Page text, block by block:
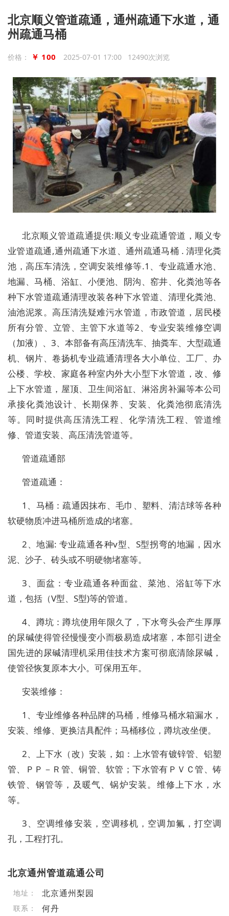
北京顺义管道疏通，通州疏通下水道，通
州疏通马桶
价格： ￥ 100 2025-07-01 17:00 12490次浏览
北京顺义管道疏通提供:顺义专业疏通管道，顺义专
业管道疏通,通州疏通下水道、通州疏通马桶 . 清理化粪
池，高压车清洗，空调安装维修等.1、专业疏通水池、
地漏、马桶、浴缸、小便池、阴沟、窑井、化粪池等各
种下水管道疏通清理改装各种下水管道、清理化粪池、
油池泥浆。高压清洗疑难污水管道，市政管道，居民楼
所有分管、立管、主管下水道等2、专业安装维修空调
（加液）、3、本部备有高压清洗车、抽粪车、大型疏通
机、钢片、卷扬机专业疏通清理各大小单位、工厂、办
公楼、学校、家庭各种室内外大小型下水管道，改、修
上下水管道，屋顶、卫生间浴缸、淋浴房补漏等本公司
承接化粪池设计、长期保养、安装、化粪池彻底清洗
等。同时提供高压清洗工程、化学清洗工程、管道维
修、管道安装、高压清洗管道等。
管道疏通部
管道疏通：
1、马桶：疏通因抹布、毛巾、塑料、清洁球等各种
软硬物质冲进马桶所造成的堵塞。
2、地漏: 专业疏通各种v型、S型拐弯的地漏，因水
泥、沙子、砖头或不明硬物堵塞等。
3、面盆：专业疏通各种面盆、菜池、浴缸等下水
道，包括（V型、S型)等的管道。
4、蹲坑：蹲坑使用年限久了，下水弯头会产生厚厚
的尿碱使得管径慢慢变小而极易造成堵塞，本部引进全
国先进的尿碱清理机采用佳技术方案可彻底清除尿碱，
使管径恢复原本大小。可保用五年。
安装维修：
1、专业维修各种品牌的马桶，维修马桶水箱漏水，
安装、维修、更换洁具配件；马桶移位，蹲坑改坐便。
2、上下水（改）安装，如：上水管有镀锌管、铝塑
管、ＰＰ－Ｒ管、铜管、软管；下水管有ＰＶＣ管、铸
铁管、钢管等，及暖气、锅炉安装。维修上下水，水
等。
3、空调维修安装，空调移机，空调加氟，打空调
孔，工程打孔。
北京通州管道疏通公司
地址： 北京通州梨园
联系： 何丹